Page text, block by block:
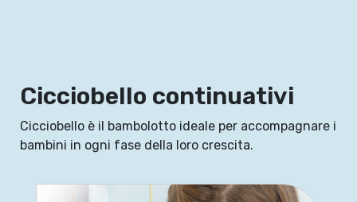
Cicciobello continuativi
Cicciobello è il bambolotto ideale per accompagnare i
bambini in ogni fase della loro crescita.